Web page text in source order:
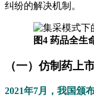
纠纷的解决机制。
图4 药品全生
（一）仿制药上
2021年7月，我国颁